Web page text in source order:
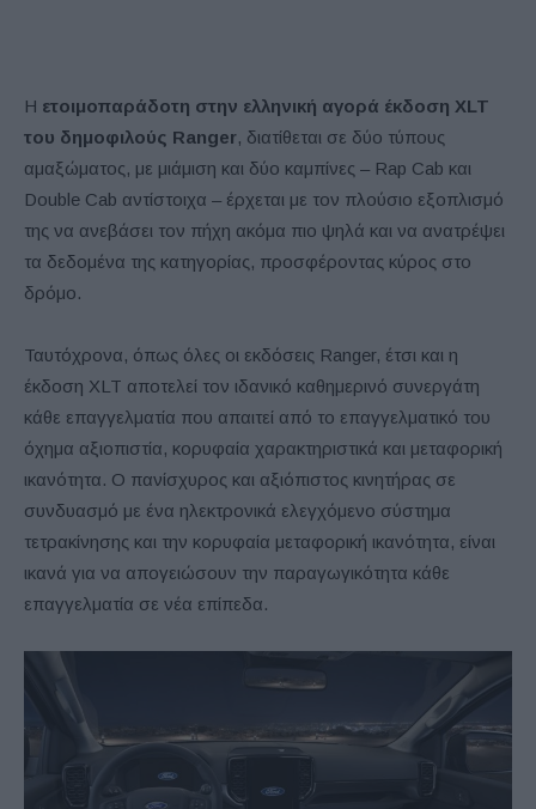
Η ετοιμοπαράδοτη στην ελληνική αγορά έκδοση XLT
του δημοφιλούς Ranger, διατίθεται σε δύο τύπους
αμαξώματος, με μιάμιση και δύο καμπίνες – Rap Cab και
Double Cab αντίστοιχα – έρχεται με τον πλούσιο εξοπλισμό
της να ανεβάσει τον πήχη ακόμα πιο ψηλά και να ανατρέψει
τα δεδομένα της κατηγορίας, προσφέροντας κύρος στο
δρόμο.
Ταυτόχρονα, όπως όλες οι εκδόσεις Ranger, έτσι και η
έκδοση XLT αποτελεί τον ιδανικό καθημερινό συνεργάτη
κάθε επαγγελματία που απαιτεί από το επαγγελματικό του
όχημα αξιοπιστία, κορυφαία χαρακτηριστικά και μεταφορική
ικανότητα. Ο πανίσχυρος και αξιόπιστος κινητήρας σε
συνδυασμό με ένα ηλεκτρονικά ελεγχόμενο σύστημα
τετρακίνησης και την κορυφαία μεταφορική ικανότητα, είναι
ικανά για να απογειώσουν την παραγωγικότητα κάθε
επαγγελματία σε νέα επίπεδα.